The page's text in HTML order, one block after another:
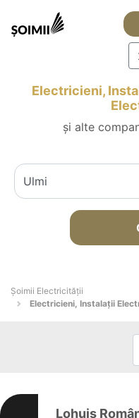
Electricieni,
și alte
Șoimii Electricității
Electricieni, Instalații
Lohuis